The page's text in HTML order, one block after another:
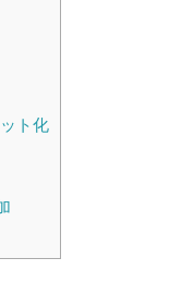
ト化